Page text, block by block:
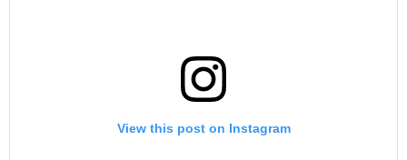
View this post on Instagram